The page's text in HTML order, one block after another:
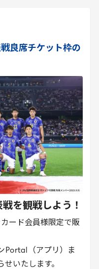
良席チケット枠の
を観戦しよう！
ード会員様限定で販
Portal
（アプリ）ま
いたします。